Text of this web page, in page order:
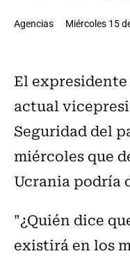
Agencias Miércoles 15
El
actual
Seguridad del
miércoles que
Ucrania podría
"¿Quién dice
existirá en los